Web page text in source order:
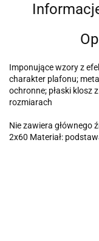
Imponujące wzory z
charakter plafonu;
ochronne; płaski klosz
rozmiarach
Nie zawiera głównego
2x60 Materiał: